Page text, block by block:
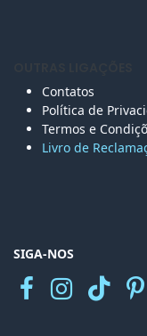
Contatos
Política de
Termos e
Livro de
SIGA-NOS